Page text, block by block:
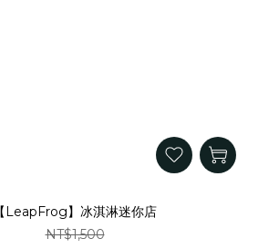
【LeapFrog】冰淇淋迷你店
NT$1,500